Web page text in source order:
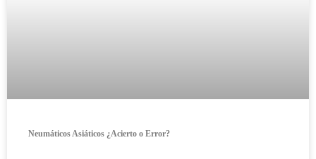
Neumáticos Asiáticos ¿Acierto o Error?